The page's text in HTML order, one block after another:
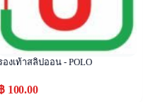
องเท้าสลิปออน - POLO
฿ 100.00